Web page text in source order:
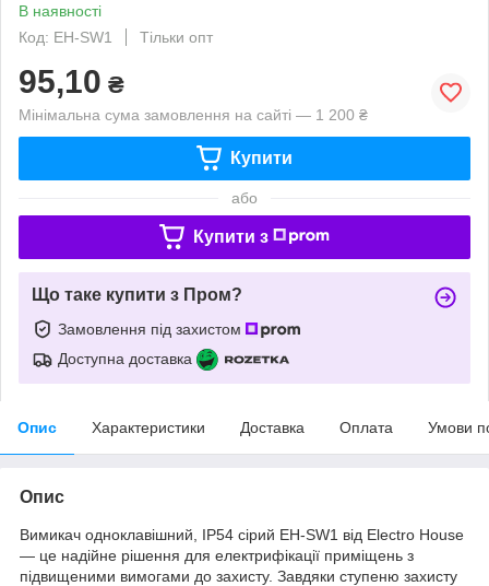
В наявності
Код: EH-SW1
Тільки опт
95,10 ₴
Мінімальна сума замовлення на сайті — 1 200 ₴
Купити
або
Купити з
Що таке купити з Пром?
Замовлення під захистом
Доступна доставка
Опис Характеристики Доставка Оплата Умови
Опис
Вимикач одноклавішний, IP54 сірий EH-SW1 від Electro House
— це надійне рішення для електрифікації приміщень з
підвищеними вимогами до захисту. Завдяки ступеню захисту